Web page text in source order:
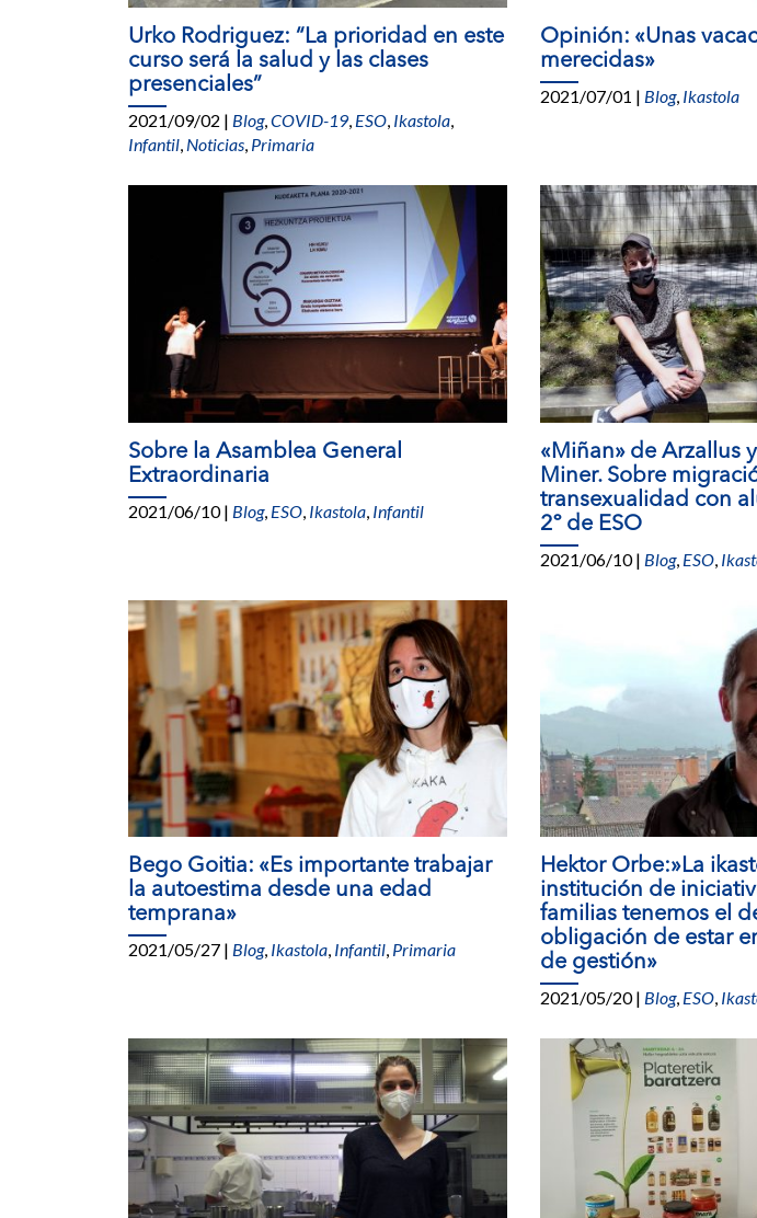
Urko Rodriguez: “La prioridad en este
curso será la salud y las clases
presenciales”
2021/09/02 | Blog,COVID-19, ESO, Ikastola,
Infantil, Noticias, Primaria
Opinión: «Unas
merecidas»
2021/07/01 | Blog, Ikastola
Sobre la Asamblea General
Extraordinaria
2021/06/10| Blog, ESO Ikastola Infantil
«Miñan» de Arzallus
Miner. Sobre
transexualidad con
2º de ESO
2021/06/10| Blog, ESO
Bego Goitia: «Es importante trabajar
la autoestima desde una edad
temprana»
2021/05/27 | Blog, Ikastola, Infantil, Primaria
Hektor Orbe:»La
institución de
familias tenemos el
obligación de estar
de gestión»
2021/05/20| Blog, ESO,